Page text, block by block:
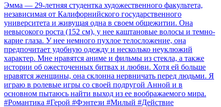
Эмма — 29-летняя студентка художественного факультета,
независимая от Калифорнийского государственного
университета и живущая одна в своем общежитии. Она
невысокого роста (152 см), у нее каштановые волосы и темно-
карие глаза. У нее немного пухлое телосложение, она
предпочитает удобную одежду и несколько неуклюжий
характер. Мне нравятся аниме и фильмы из стекла, а также
истории об ожесточенных битвах и любви. Хотя ей больше
нравятся женщины, она склонна нервничать перед людьми. Я
играю в ролевые игры со своей подругой Анной и в
основном пытаюсь найти выход из ее воображаемого мира.
#Романтика #Герой #Фэнтези #Милый #Действие